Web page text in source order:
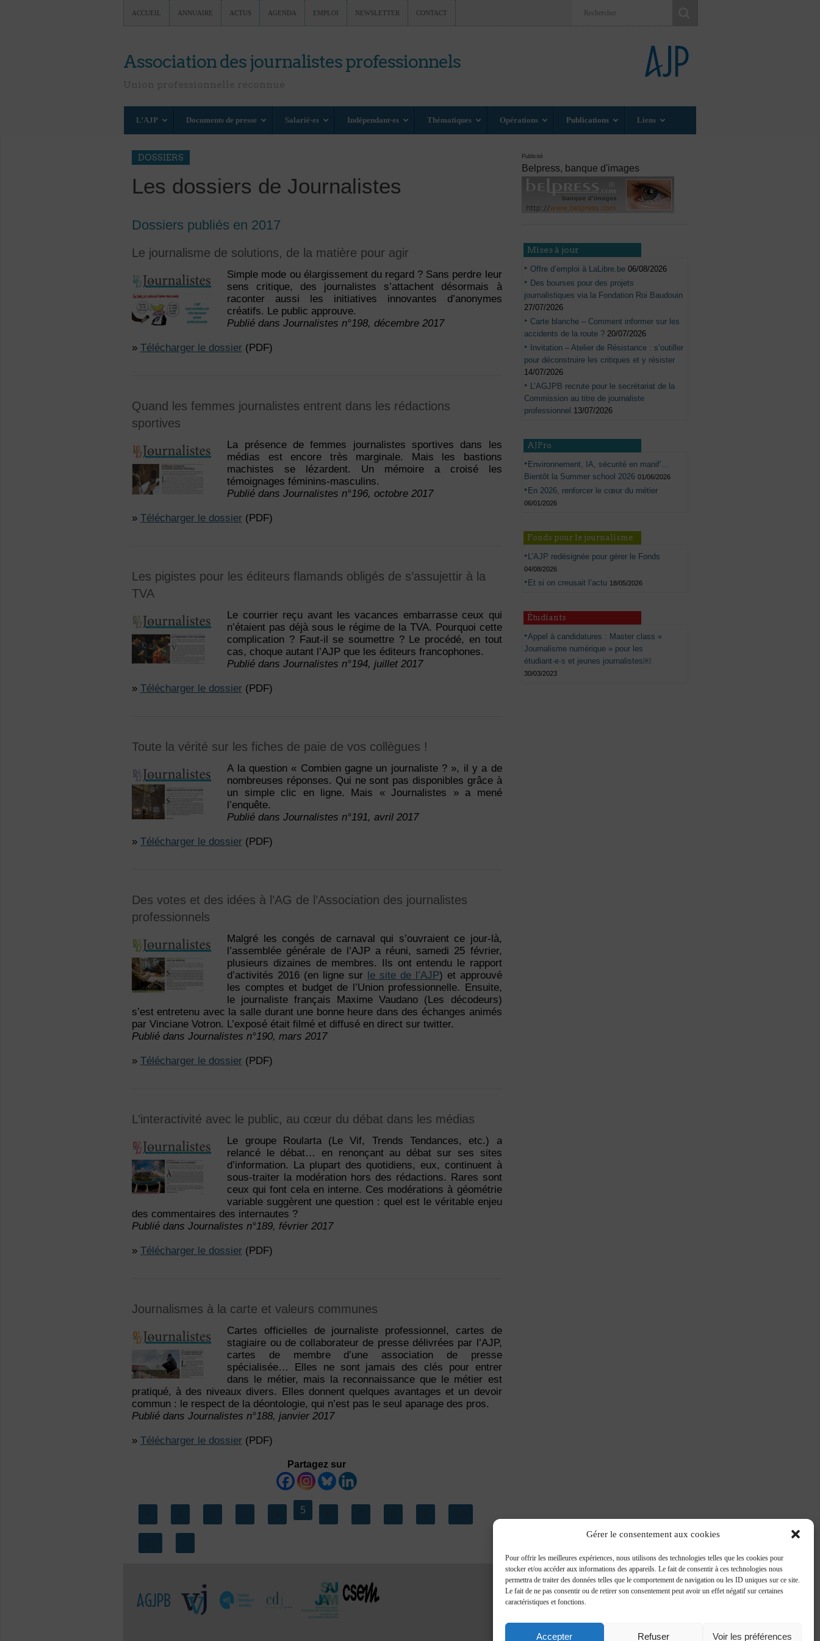
Gérer le consentement aux cookies
Pour offrir les meilleures expériences, nous utilisons des technologies telles que les cookies pour
stocker et/ou accéder aux informations des appareils. Le fait de consentir à ces technologies nous
permettra de traiter des données telles que le comportement de navigation ou les ID uniques sur ce site.
Le fait de ne pas consentir ou de retirer son consentement peut avoir un effet négatif sur certaines
caractéristiques et fonctions.
Accepter Refuser Voir les préférences
ACCUEIL ANNUAIRE ACTUS AGENDA EMPLOI NEWSLETTER CONTACT
Association des journalistes professionnels
L’AJP Documents de presse Salarié·es Indépendant·es Thématiques Opérations Publications Liens
DOSSIERS
Les dossiers de Journalistes
Dossiers publiés en 2017
Le journalisme de solutions, de la matière pour agir
Simple mode ou élargissement du regard ? Sans perdre leur
sens critique, des journalistes s’attachent désormais à
raconter aussi les initiatives innovantes d’anonymes
créatifs. Le public approuve.
Publié dans Journalistes n°198, décembre 2017
» Télécharger le dossier (PDF)
Quand les femmes journalistes entrent dans les rédactions
sportives
La présence de femmes journalistes sportives dans les
médias est encore très marginale. Mais les bastions
machistes se lézardent. Un mémoire a croisé les
témoignages féminins-masculins.
Publié dans Journalistes n°196, octobre 2017
» Télécharger le dossier (PDF)
Les pigistes pour les éditeurs flamands obligés de s’assujettir à la
TVA
Le courrier reçu avant les vacances embarrasse ceux qui
n’étaient pas déjà sous le régime de la TVA. Pourquoi cette
complication ? Faut-il se soumettre ? Le procédé, en tout
cas, choque autant l’AJP que les éditeurs francophones.
Publié dans Journalistes n°194, juillet 2017
» Télécharger le dossier (PDF)
Toute la vérité sur les fiches de paie de vos collègues !
A la question « Combien gagne un journaliste ? », il y a de
nombreuses réponses. Qui ne sont pas disponibles grâce à
un simple clic en ligne. Mais « Journalistes » a mené
l’enquête.
Publié dans Journalistes n°191, avril 2017
» Télécharger le dossier (PDF)
Des votes et des idées à l’AG de l’Association des journalistes
professionnels
Malgré les congés de carnaval qui s’ouvraient ce jour-là,
l’assemblée générale de l’AJP a réuni, samedi 25 février,
plusieurs dizaines de membres. Ils ont entendu le rapport
d’activités 2016 (en ligne sur le site de l’AJP) et approuvé
les comptes et budget de l’Union professionnelle. Ensuite,
le journaliste français Maxime Vaudano (Les décodeurs)
s’est entretenu avec la salle durant une bonne heure dans des échanges animés
par Vinciane Votron. L’exposé était filmé et diffusé en direct sur twitter.
Publié dans Journalistes n°190, mars 2017
» Télécharger le dossier (PDF)
L’interactivité avec le public, au cœur du débat dans les médias
Le groupe Roularta (Le Vif, Trends Tendances, etc.) a
relancé le débat… en renonçant au débat sur ses sites
d’information. La plupart des quotidiens, eux, continuent à
sous-traiter la modération hors des rédactions. Rares sont
ceux qui font cela en interne. Ces modérations à géométrie
variable suggèrent une question : quel est le véritable enjeu
des commentaires des internautes ?
Publié dans Journalistes n°189, février 2017
» Télécharger le dossier (PDF)
Journalismes à la carte et valeurs communes
Cartes officielles de journaliste professionnel, cartes de
stagiaire ou de collaborateur de presse délivrées par l’AJP,
cartes de membre d’une association de presse
spécialisée… Elles ne sont jamais des clés pour entrer
dans le métier, mais la reconnaissance que le métier est
pratiqué, à des niveaux divers. Elles donnent quelques avantages et un devoir
commun : le respect de la déontologie, qui n’est pas le seul apanage des pros.
Publié dans Journalistes n°188, janvier 2017
» Télécharger le dossier (PDF)
Partagez sur
5
Publicité
Belpress, banque d'images
Mises à jour
Offre d’emploi à LaLibre.be 06/08/2026
Des bourses pour des projets
journalistiques via la Fondation Roi Baudouin
27/07/2026
Carte blanche – Comment informer sur les
accidents de la route ? 20/07/2026
Invitation – Atelier de Résistance : s’outiller
pour déconstruire les critiques et y résister
14/07/2026
L’AGJPB recrute pour le secrétariat de la
Commission au titre de journaliste
professionnel 13/07/2026
AJPro
Environnement, IA, sécurité en manif’…
Bientôt la Summer school 2026 01/06/2026
En 2026, renforcer le cœur du métier
06/01/2026
Fonds pour le journalisme
L’AJP redésignée pour gérer le Fonds
04/08/2026
Et si on creusait l’actu 18/05/2026
Étudiants
Appel à candidatures : Master class «
Journalisme numérique » pour les
étudiant·e·s et jeunes journalistes￼
30/03/2023